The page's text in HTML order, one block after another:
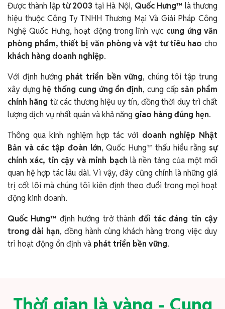
Được thành lậptừ 2003 tại Hà Nội, Quốc Hưng™ là thương
hiệu thuộc Công Ty TNHH Thương Mại Và Giải Pháp Công
Nghệ Quốc Hưng, hoạt động trong lĩnh vực cung ứng văn
phòng phẩm, thiết bị văn phòng và vật tư tiêu hao cho
khách hàng doanh nghiệp.
Với định hướng phát triển bền vững, chúng tôi tập trung
xây dựng hệ thống cung ứng ổn định, cung cấp sản phẩm
chính hãng từ các thương hiệu uy tín, đồng thời duy trì chất
lượng dịch vụ nhất quán và khả năng giao hàng đúng hẹn.
Thông qua kinh nghiệm hợp tác với doanh nghiệp Nhật
Bản và các tập đoàn lớn, Quốc Hưng™ thấu hiểu rằng sự
chính xác, tin cậy và minh bạch là nền tảng của một mối
quan hệ hợp tác lâu dài. Vì vậy, đây cũng chính là những giá
trị cốt lõi mà chúng tôi kiên định theo đuổi trong mọi hoạt
động kinh doanh.
Quốc Hưng™ định hướng trở thànhđối tác đáng tin cậy
trong dài hạn, đồng hành cùng khách hàng trong việc duy
trì hoạt động ổn định và phát triển bền vững.